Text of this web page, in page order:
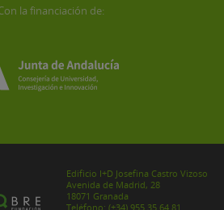
la financiación de:
Edificio I+D Josefina Castro Vizoso
Avenida de Madrid, 28
18071 Granada
Teléfono: (+34) 955 35 64 81